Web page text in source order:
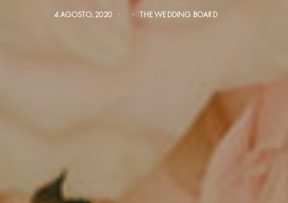
4 AGOSTO, 2020 THE WEDDING BOARD